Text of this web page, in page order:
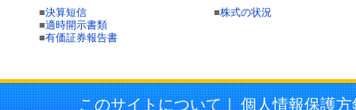
■決算短信
■適時開示書類
■有価証券報告書
■株式の状況
このサイトについて｜ 個人情報保護方